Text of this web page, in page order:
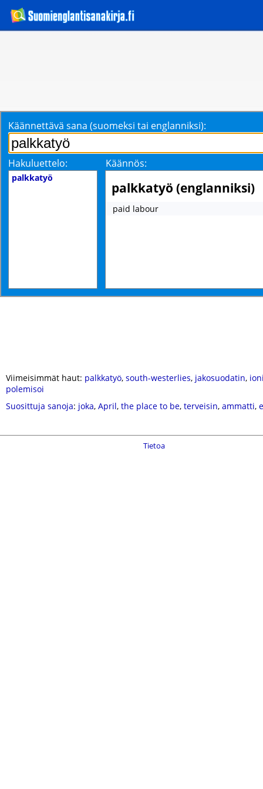
Käännettävä sana (suomeksi tai englanniksi):
Hakuluettelo: Käännös:
palkkatyö
palkkatyö (englanniksi)
paid labour
Viimeisimmät haut: palkkatyö, south-westerlies, jakosuodatin,
polemisoi
Suosittuja sanoja: joka, April, the place to be, terveisin, ammatti,
Tietoa